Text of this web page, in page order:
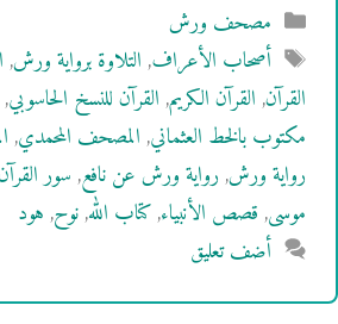
التصنيفات
مصحف ورش
الوسوم
أصحاب الأعراف,التلاوة برواية ورش,
القرآن,القرآن الكريم,القرآن للنسخ الحاسوبي,
مكتوب بالخط العثماني,المصحف المحمدي,
رواية ورش,رواية ورش عن نافع,سور
موسى,قصص الأنبياء,كتاب الله,نوح,هود
أضف تعليق